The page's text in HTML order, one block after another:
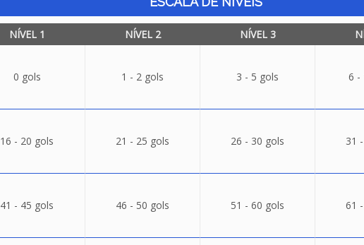
NÍVEL 1 NÍVEL 2 NÍVEL 3
0 gols 1 - 2 gols 3 - 5 gols 6 -
16 - 20 gols 21 - 25 gols 26 - 30 gols 31
41 - 45 gols 46 - 50 gols 51 - 60 gols 61